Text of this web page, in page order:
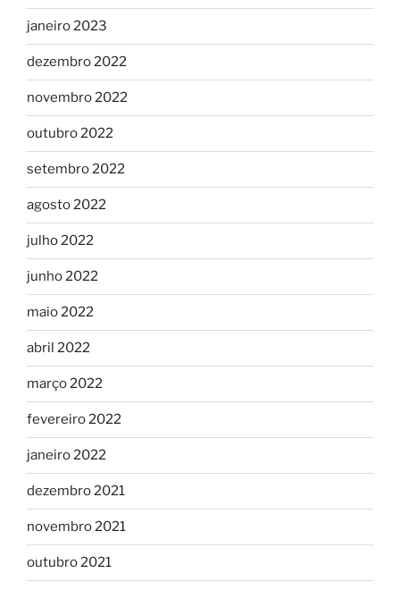
janeiro 2023
dezembro 2022
novembro 2022
outubro 2022
setembro 2022
agosto 2022
julho 2022
junho 2022
maio 2022
abril 2022
março 2022
fevereiro 2022
janeiro 2022
dezembro 2021
novembro 2021
outubro 2021